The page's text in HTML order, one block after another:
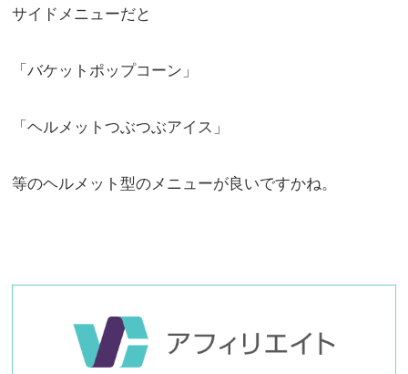
サイドメニューだと
「バケットポップコーン」
「ヘルメットつぶつぶアイス」
等のヘルメット型のメニューが良いですかね。